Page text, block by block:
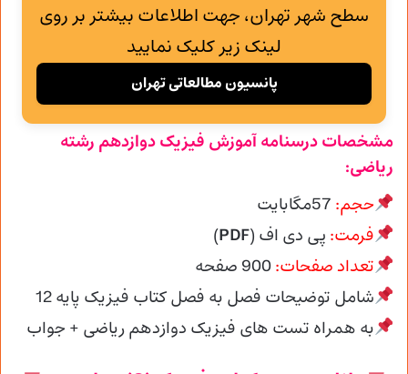
سطح شهر تهران، جهت اطلاعات بیشتر بر روی
لینک زیر کلیک نمایید
پانسیون مطالعاتی تهران
مشخصات درسنامه آموزش فیزیک دوازدهم رشته
ریاضی:
حجم:
فرمت: پی دی اف (PDF
)
تعداد صفحات:900 صفحه
شامل توضیحات فصل به فصل کتاب فیزیک پایه 12
به همراه تست های فیزیک دوازدهم ریاضی + جواب